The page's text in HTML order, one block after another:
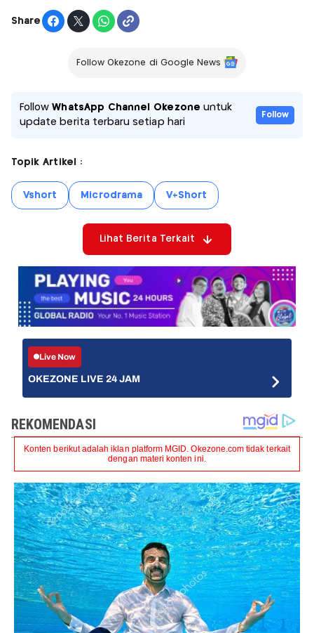
Share
Follow Okezone di Google News
FollowWhatsApp Channel Okezone untuk
update berita terbaru setiap hari
Follow
Topik Artikel :
Vshort Microdrama V+Short
Lihat Berita Terkait
Live Now
OKEZONE LIVE 24 JAM